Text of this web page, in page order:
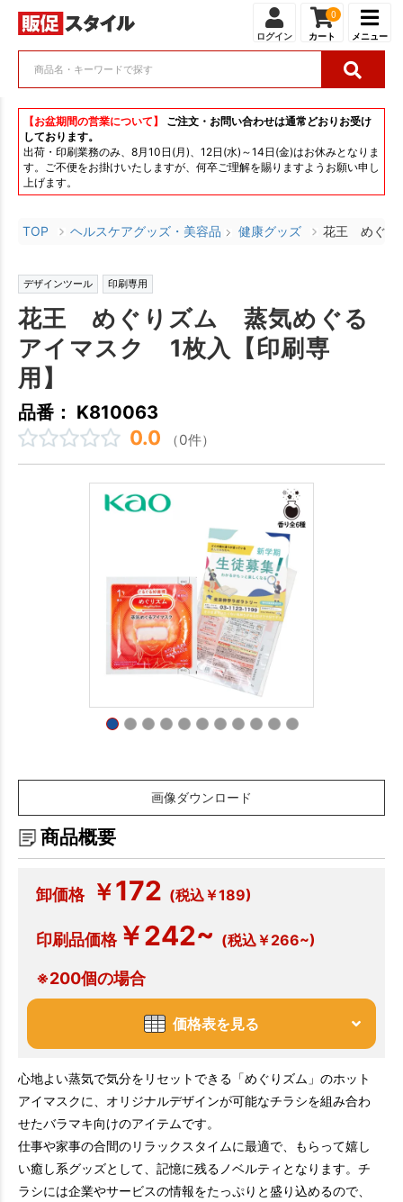
ログイン
0
カート メニュー
【お盆期間の営業について】
ご注文・お問い合わせは通常どおりお受け
しております。
出荷・印刷業務のみ、8月10日(月)、12日(水)～14日(金)はお休みとなりま
す。ご不便をお掛けいたしますが、何卒ご理解を賜りますようお願い申し
上げます。
TOP ヘルスケアグッズ・美容品 健康グッズ 花王 めぐり
デザインツール 印刷専用
花王 めぐりズム 蒸気めぐる
アイマスク 1枚入【印刷専
用】
品番： K810063
0.0 （0件）
画像ダウンロード
商品概要
卸価格 ￥172 (税込￥189)
印刷品価格￥242~ (税込￥266~)
※200個の場合
価格表を見る
心地よい蒸気で気分をリセットできる「めぐりズム」のホット
アイマスクに、オリジナルデザインが可能なチラシを組み合わ
せたバラマキ向けのアイテムです。
仕事や家事の合間のリラックスタイムに最適で、もらって嬉し
い癒し系グッズとして、記憶に残るノベルティとなります。チ
ラシには企業やサービスの情報をたっぷりと盛り込めるので、